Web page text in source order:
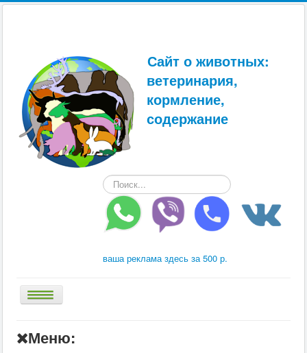
Сайт о животных:
ветеринария,
кормление,
содержание
Искать...
ваша реклама здесь за 500 р.
Меню: